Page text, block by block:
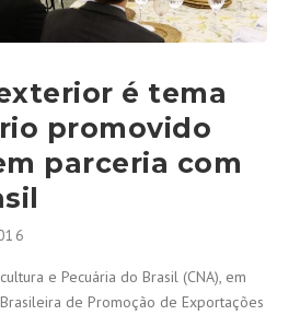
é tema
promovido
parceria com
e Pecuária do Brasil (CNA), em
de Promoção de Exportações